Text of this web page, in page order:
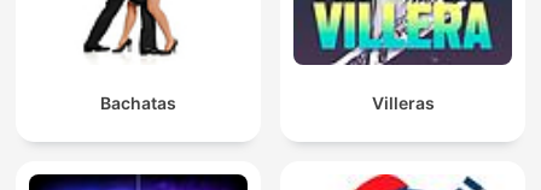
Bachatas Villeras